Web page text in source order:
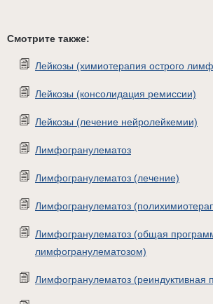
Смотрите также:
Лейкозы (химиотерапия острого
Лейкозы (консолидация ремиссии)
Лейкозы (лечение нейролейкемии)
Лимфогранулематоз
Лимфогранулематоз (лечение)
Лимфогранулематоз
Лимфогранулематоз (общая
лимфогранулематозом)
Лимфогранулематоз (реиндуктивная